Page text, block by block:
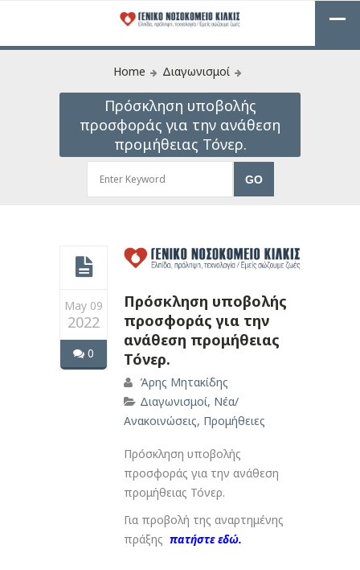
Home Διαγωνισμοί
Πρόσκληση υποβολής
προσφοράς για την ανάθεση
προμήθειας Τόνερ.
May 09
2022
0
Πρόσκληση υποβολής
προσφοράς για την
ανάθεση προμήθειας
Τόνερ.
Άρης Μητακίδης
Διαγωνισμοί, Νέα/
Ανακοινώσεις, Προμήθειες
Πρόσκληση υποβολής
προσφοράς για την ανάθεση
προμήθειας Τόνερ.
Για προβολή της αναρτημένης
πράξης πατήστε εδώ.